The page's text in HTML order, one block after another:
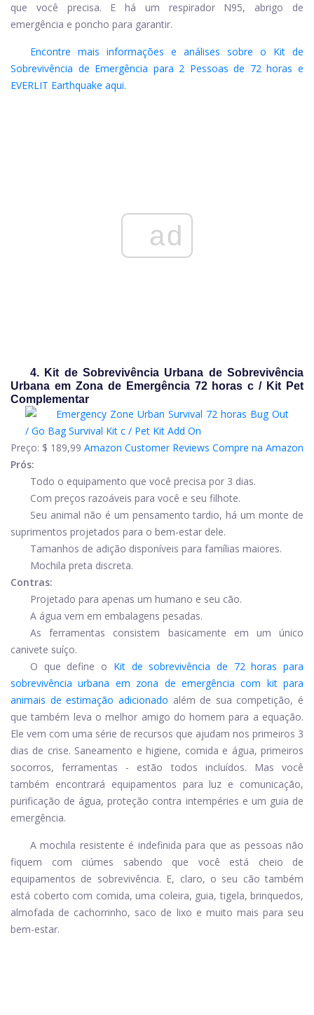
que você precisa. E há um respirador N95, abrigo de
emergência e poncho para garantir.
Encontre mais informações e análises sobre o Kit de
Sobrevivência de Emergência para 2 Pessoas de 72 horas e
EVERLIT Earthquake aqui.
ad
4. Kit de Sobrevivência Urbana de Sobrevivência
Urbana em Zona de Emergência 72 horas c / Kit Pet
Complementar
Preço: $ 189,99 Amazon Customer Reviews Compre na Amazon
Prós:
Todo o equipamento que você precisa por 3 dias.
Com preços razoáveis ​​para você e seu filhote.
Seu animal não é um pensamento tardio, há um monte de
suprimentos projetados para o bem-estar dele.
Tamanhos de adição disponíveis para famílias maiores.
Mochila preta discreta.
Contras:
Projetado para apenas um humano e seu cão.
A água vem em embalagens pesadas.
As ferramentas consistem basicamente em um único
canivete suíço.
O que define o Kit de sobrevivência de 72 horas para
sobrevivência urbana em zona de emergência com kit para
animais de estimação adicionado além de sua competição, é
que também leva o melhor amigo do homem para a equação.
Ele vem com uma série de recursos que ajudam nos primeiros 3
dias de crise. Saneamento e higiene, comida e água, primeiros
socorros, ferramentas - estão todos incluídos. Mas você
também encontrará equipamentos para luz e comunicação,
purificação de água, proteção contra intempéries e um guia de
emergência.
A mochila resistente é indefinida para que as pessoas não
fiquem com ciúmes sabendo que você está cheio de
equipamentos de sobrevivência. E, claro, o seu cão também
está coberto com comida, uma coleira, guia, tigela, brinquedos,
almofada de cachorrinho, saco de lixo e muito mais para seu
bem-estar.